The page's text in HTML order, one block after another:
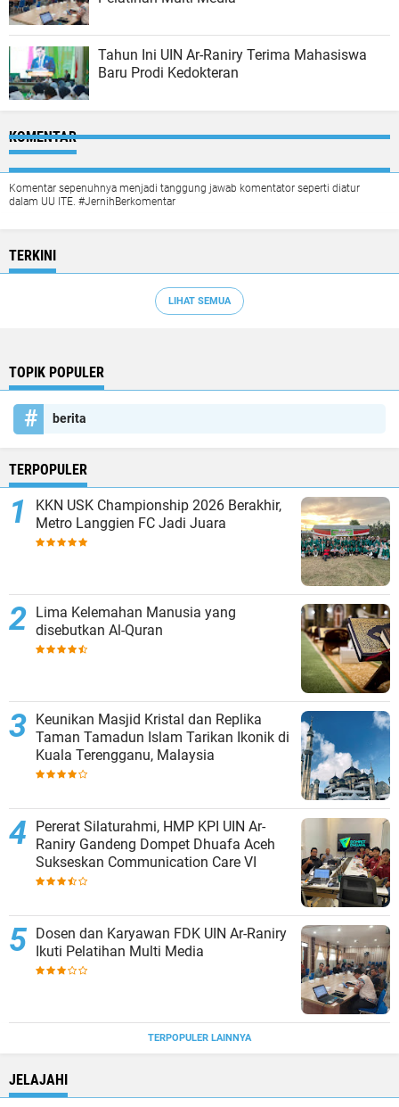
Tahun Ini UIN Ar-Raniry Terima Mahasiswa
Baru Prodi Kedokteran
KOMENTAR
Komentar sepenuhnya menjadi tanggung jawab komentator seperti diatur
dalam UU ITE. #JernihBerkomentar
TERKINI
LIHAT SEMUA
TOPIK POPULER
berita
TERPOPULER
KKN USK Championship 2026 Berakhir,
Metro Langgien FC Jadi Juara
Lima Kelemahan Manusia yang
disebutkan Al-Quran
Keunikan Masjid Kristal dan Replika
Taman Tamadun Islam Tarikan Ikonik di
Kuala Terengganu, Malaysia
Pererat Silaturahmi, HMP KPI UIN Ar-
Raniry Gandeng Dompet Dhuafa Aceh
Sukseskan Communication Care VI
Dosen dan Karyawan FDK UIN Ar-Raniry
Ikuti Pelatihan Multi Media
TERPOPULER LAINNYA
JELAJAHI